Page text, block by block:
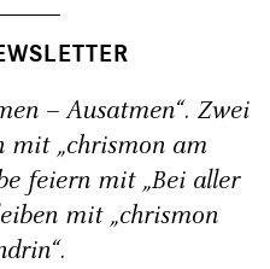
– Ausatmen“. Zwei
mit „chrismon am
feiern mit „Bei aller
mit „chrismon